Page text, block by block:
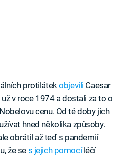
protilátekobjevili Caesar
v roce 1974 a dostali za to o
cenu. Od té doby jich
hned několika způsoby.
obrátil až teď s pandemií
že se s jejich pomocí léčí